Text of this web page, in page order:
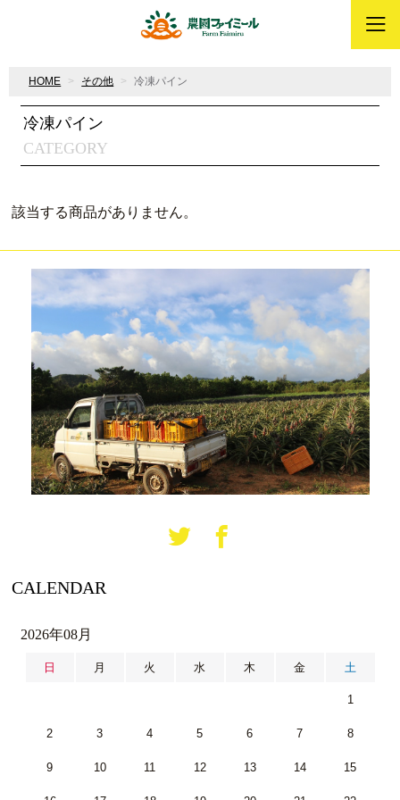
HOME その他 冷凍パイン
CATEGORY
冷凍パイン
該当する商品がありません。
CALENDAR
2026年08月
日 月 火 水 木 金 土
1
2 3 4 5 6 7 8
9 10 11 12 13 14 15